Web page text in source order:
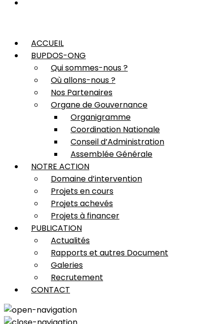
ACCUEIL
BUPDOS-ONG
Qui sommes-nous ?
Où allons-nous ?
Nos Partenaires
Organe de Gouvernance
Organigramme
Coordination Nationale
Conseil d’Administration
Assemblée Générale
NOTRE ACTION
Domaine d’intervention
Projets en cours
Projets achevés
Projets à financer
PUBLICATION
Actualités
Rapports et autres Document
Galeries
Recrutement
CONTACT